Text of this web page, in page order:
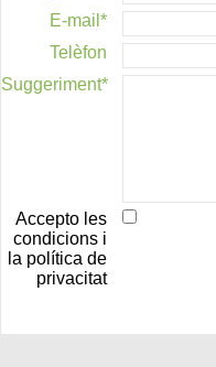
E-mail*
Telèfon
Suggeriment*
Accepto les
condicions i
la política de
privacitat